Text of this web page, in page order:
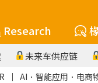
Research
未来车供应链
｜ AI．智能应用．电商